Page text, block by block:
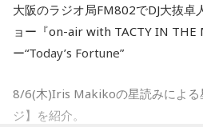
8月中に行ってみたいですね〜！
●そして最後にFM802リスナーに
アーティスト：Tulus（トゥルス）
ざと相談室」「あざとコーチング
おかげで、アカウントが爆発的に
誤解のないように言っておくと、
ことではありません。自信を持っ
し、ちょっぴり強気な姿勢で最高
大阪のラジオ局FM802でDJ大抜卓
ョー『on-air with TACTY IN THE
ー“Today’s Fortune”
8/6(木)Iris Makikoの星読みによる
ジ】を紹介。